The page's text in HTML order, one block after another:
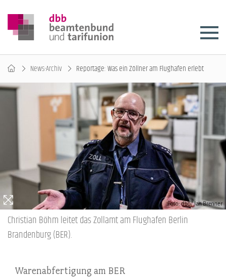
News-Archiv Reportage: Was ein Zöllner am Flughafen erlebt
Christian Böhm leitet das Zollamt am Flughafen Berlin
Brandenburg (BER).
Warenabfertigung am BER